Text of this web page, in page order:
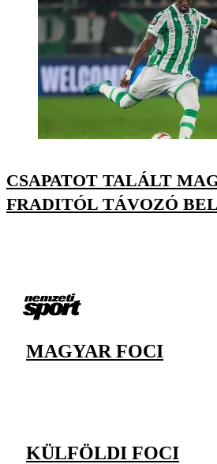
CSAPATOT TALÁLT
FRADITÓL TÁVOZÓ
MAGYAR FOCI
KÜLFÖLDI FOCI